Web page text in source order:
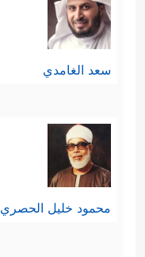
سعد الغامدي
محمود خليل الحصري